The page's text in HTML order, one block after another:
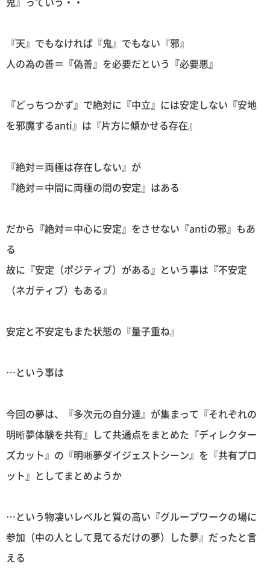
『天』でもなければ『鬼』でもない『邪』
人の為の善＝『偽善』を必要だという『必要悪』
『どっちつかず』で絶対に『中立』には安定しない『安地
を邪魔するanti』は『片方に傾かせる存在』
『絶対＝両極は存在しない』が
『絶対＝中間に両極の間の安定』はある
だから『絶対＝中心に安定』をさせない『antiの邪』もあ
る
故に『安定（ポジティブ）がある』という事は『不安定
（ネガティブ）もある』
安定と不安定もまた状態の『量子重ね』
…という事は
今回の夢は、『多次元の自分達』が集まって『それぞれの
明晰夢体験を共有』して共通点をまとめた『ディレクター
ズカット』の『明晰夢ダイジェストシーン』を『共有プロ
ット』としてまとめようか
…という物凄いレベルと質の高い『グループワークの場に
参加（中の人として見てるだけの夢）した夢』だったと言
える